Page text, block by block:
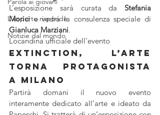
L'esperto risponde
Notizie dal mondo
L’esposizione sarà curata da Stefania
Morici
Gianluca Marziani.
Locandina ufficiale dell’evento
Extinction, l’arte
torna protagonista
a Milano
Partirà domani il nuovo evento
interamente dedicato all’arte e ideato da